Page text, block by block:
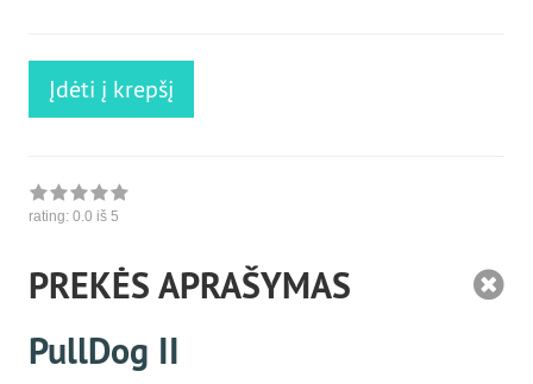
Įdėti į krepšį
rating: 0.0 iš 5
PREKĖS APRAŠYMAS
PullDog II